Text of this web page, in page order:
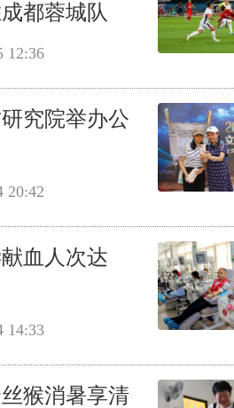
都蓉城队
12:36
究院举办公
20:42
血人次达
14:33
猴消暑享清